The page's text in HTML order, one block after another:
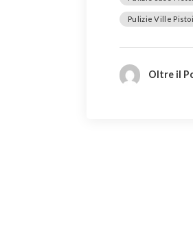
Pulizie Ville
Oltre il